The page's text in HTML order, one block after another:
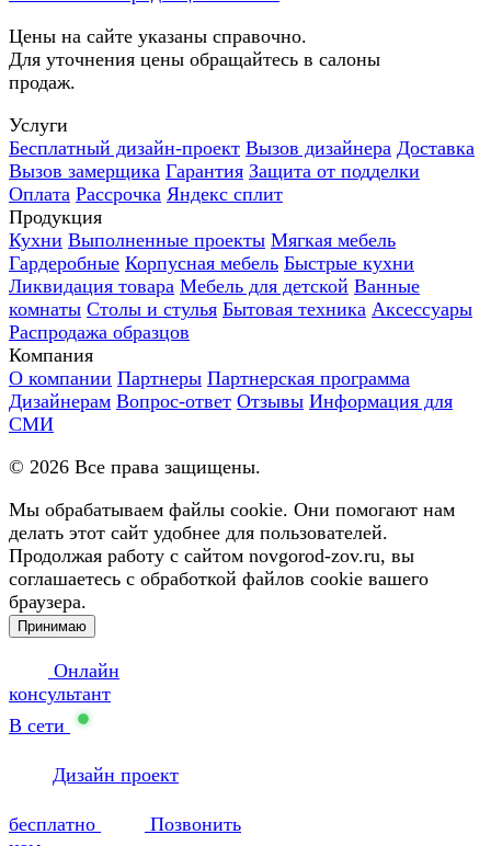
Цены на сайте указаны справочно.
Для уточнения цены обращайтесь в салоны
продаж.
Услуги
Бесплатный дизайн-проект Вызов дизайнера Доставка
Вызов замерщика Гарантия Защита от подделки
Оплата Рассрочка Яндекс сплит
Продукция
Кухни Выполненные проекты Мягкая мебель
Гардеробные Корпусная мебель Быстрые кухни
Ликвидация товара Мебель для детской Ванные
комнаты Столы и стулья Бытовая техника Аксессуары
Распродажа образцов
Компания
О компании Партнеры Партнерская программа
Дизайнерам Вопрос-ответ Отзывы Информация для
СМИ
© 2026 Все права защищены.
Мы обрабатываем файлы cookie. Они помогают нам
делать этот сайт удобнее для пользователей.
Продолжая работу с сайтом novgorod-zov.ru, вы
соглашаетесь с обработкой файлов cookie вашего
браузера.
Принимаю
Онлайн
консультант
В сети
Дизайн проект
бесплатно
Позвонить